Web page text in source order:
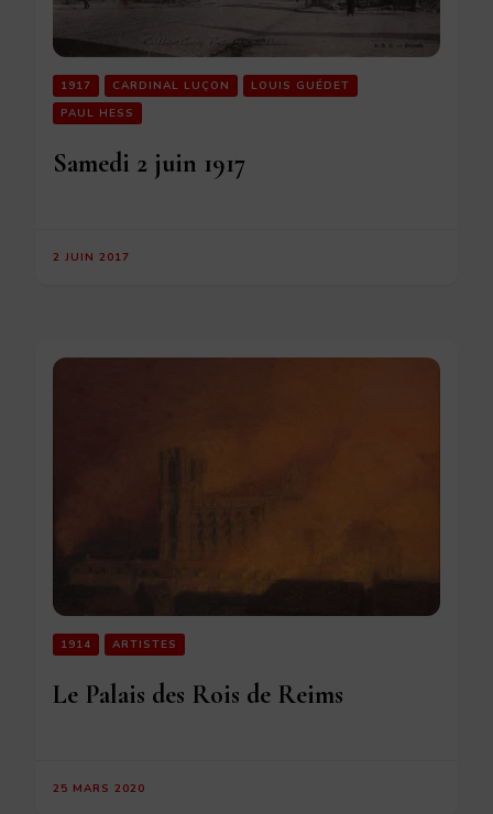
1917 CARDINAL LUÇON
LOUIS GUÉDET
PAUL HESS
Samedi 2 juin 1917
2 JUIN 2017
1914 ARTISTES
Le Palais des Rois de Reims
25 MARS 2020